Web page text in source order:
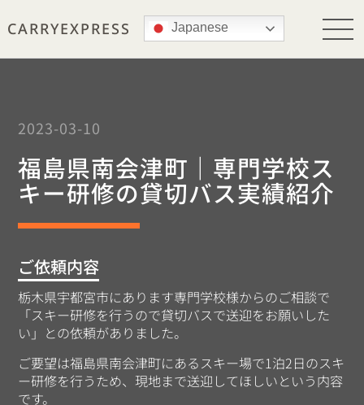
CARRYEXPRESS Japanese
2023-03-10
福島県南会津町｜専門学校ス
キー研修の貸切バス実績紹介
ご依頼内容
栃木県宇都宮市にあります専門学校様からのご相談で
「スキー研修を行うので貸切バスで送迎をお願いした
い」との依頼がありました。
ご要望は福島県南会津町にあるスキー場で1泊2日のスキ
ー研修を行うため、現地まで送迎してほしいという内容
です。